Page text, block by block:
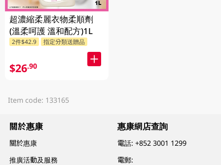
超濃縮柔麗衣物柔順劑
(溫柔呵護 溫和配方)1L
2件$42.9 指定分類送贈品
$26.90
Item code: 133165
關於惠康
關於惠康
推廣活動及服務
惠康網店查詢
電話:+852 3001 1299
電郵: